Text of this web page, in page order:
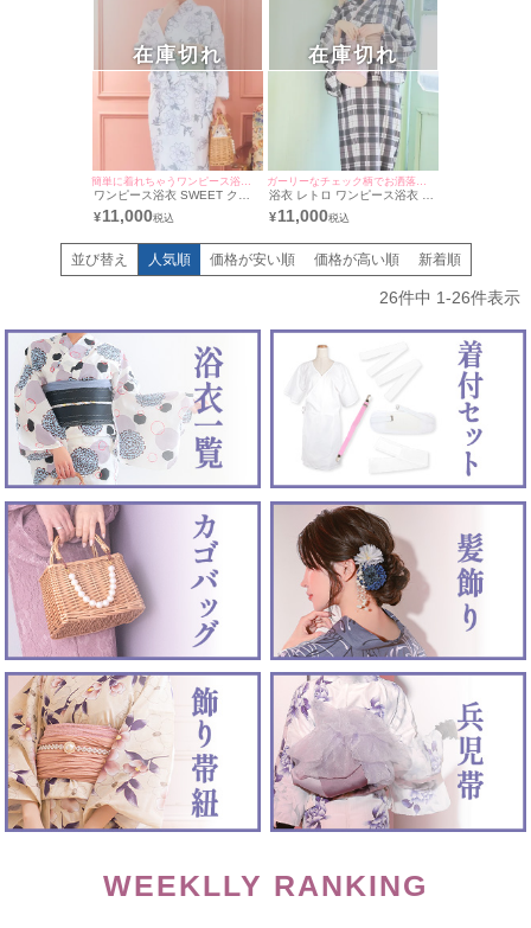
簡単に着れちゃうワンピース浴衣♡
ワンピース浴衣 SWEET クリ
ーム地×牡丹 ゆかた3点セット
(浴衣羽織+ワンピース+兵児帯)
¥11,000
在庫切れ
ガーリーなチェック柄でお洒落映え♪
浴衣 レトロ ワンピース浴衣 モ
ノトーン×チェック ゆかた3点
セット(浴衣羽織＋ワンピース
¥11,000
在庫切れ
並び替え 人気順 価格が安い順 価格が高い順 新着順
26件中 1-26件表示
WEEKLLY RANKING